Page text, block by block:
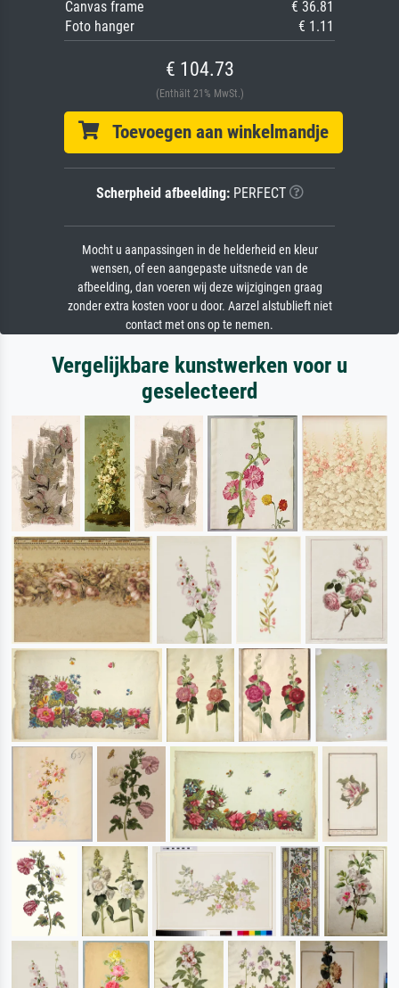
Canvas frame
€ 36.81
Foto hanger
€ 1.11
€ 104.73
(Enthält 21% MwSt.)
Toevoegen aan winkelmandje
Scherpheid afbeelding:PERFECT
Mocht u aanpassingen in de helderheid en kleur
wensen, of een aangepaste uitsnede van de
afbeelding, dan voeren wij deze wijzigingen graag
zonder extra kosten voor u door. Aarzel alstublieft niet
contact met ons op te nemen.
Vergelijkbare kunstwerken voor u
geselecteerd